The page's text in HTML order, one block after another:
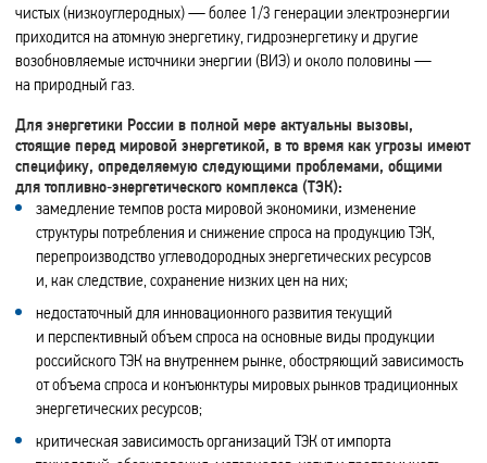
чистых (низкоуглеродных) — более 1/3 генерации электроэнергии
приходится на атомную энергетику, гидроэнергетику и другие
возобновляемые источники энергии (ВИЭ) и около половины —
на природный газ.
Для энергетики России в полной мере актуальны вызовы,
стоящие перед мировой энергетикой, в то время как угрозы имеют
специфику, определяемую следующими проблемами, общими
для топливно‑энергетического комплекса (ТЭК):
замедление темпов роста мировой экономики, изменение
структуры потребления и снижение спроса на продукцию ТЭК,
перепроизводство углеводородных энергетических ресурсов
и, как следствие, сохранение низких цен на них;
недостаточный для инновационного развития текущий
и перспективный объем спроса на основные виды продукции
российского ТЭК на внутреннем рынке, обостряющий зависимость
от объема спроса и конъюнктуры мировых рынков традиционных
энергетических ресурсов;
критическая зависимость организаций ТЭК от импорта